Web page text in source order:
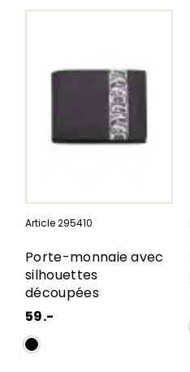
Article 295410
Porte-monnaie avec
silhouettes
découpées
59.-